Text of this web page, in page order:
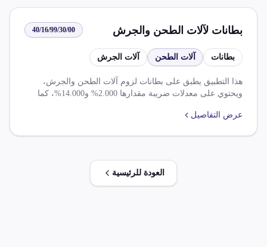
بطانات لآلات الطحن والجرش 40/16/99/30/00
بطانات آلات الطحن آلات الجرش
هذا التطبيق يطبق على بطانات لزوم آلات الطحن والجرش،
ويحتوي على معدلات ضريبة مقدارها 2.000% و14.000%، كما
عرض التفاصيل
العودة للرئيسية